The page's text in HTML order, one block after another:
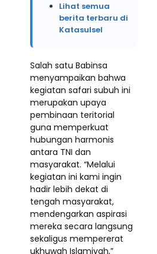
Lihat semua
berita terbaru di
Katasulsel
Salah satu Babinsa
menyampaikan bahwa
kegiatan safari subuh ini
merupakan upaya
pembinaan teritorial
guna memperkuat
hubungan harmonis
antara TNI dan
masyarakat. “Melalui
kegiatan ini kami ingin
hadir lebih dekat di
tengah masyarakat,
mendengarkan aspirasi
mereka secara langsung
sekaligus mempererat
ukhuwah Islamiyah,”